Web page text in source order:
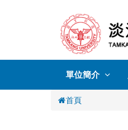
單位簡介
首頁